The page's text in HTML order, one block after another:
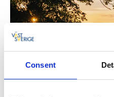
Consent